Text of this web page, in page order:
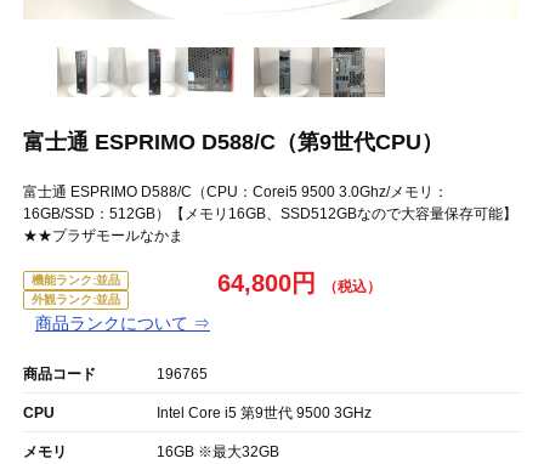
富士通 ESPRIMO D588/C（第9世代CPU）
富士通 ESPRIMO D588/C（CPU：Corei5 9500 3.0Ghz/メモリ：
16GB/SSD：512GB）【メモリ16GB、SSD512GBなので大容量保存可能】
★★プラザモールなかま
機能ランク:並品
外観ランク:並品
商品ランクについて ⇒
64,800円
商品コード 196765
CPU Intel Core i5 第9世代 9500 3GHz
メモリ 16GB ※最大32GB